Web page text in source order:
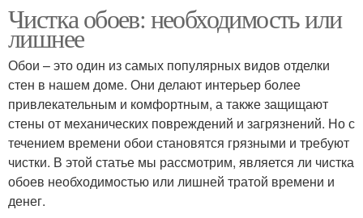
Чистка обоев: необходимость или
лишнее
Обои – это один из самых популярных видов отделки
стен в нашем доме. Они делают интерьер более
привлекательным и комфортным, а также защищают
стены от механических повреждений и загрязнений. Но с
течением времени обои становятся грязными и требуют
чистки. В этой статье мы рассмотрим, является ли чистка
обоев необходимостью или лишней тратой времени и
денег.